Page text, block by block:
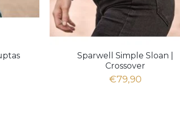
Sparwell Simple Sloan |
Crossover
€79,90